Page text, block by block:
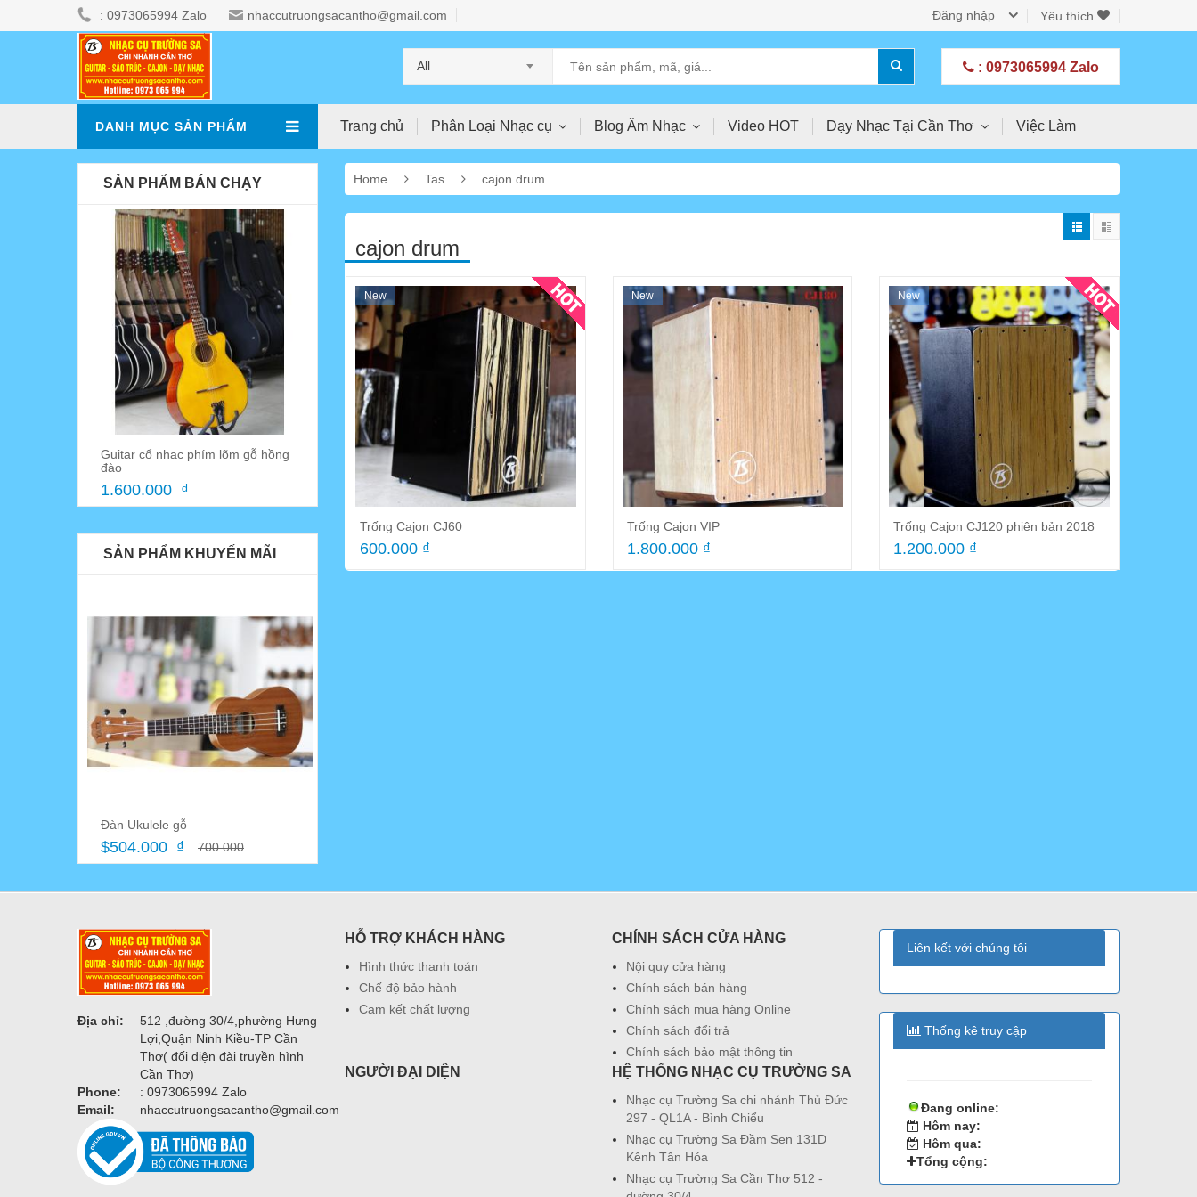
: 0973065994 Zalo nhaccutruongsacantho@gmail.com Đăng nhập Yêu thích
All : 0973065994 Zalo
DANH MỤC SẢN PHẨM Trang chủ Phân Loại Nhạc cụ Blog Âm Nhạc Video HOT Dạy Nhạc Tại Cần Thơ Việc Làm
SẢN PHẨM BÁN CHẠY
Guitar cổ nhạc phím lõm gỗ hồng
đào
1.600.000 ₫
Móng gảy đàn tranh Inox
45.000 ₫
Trống gõ bo Yamaha MT6 màu gỗ
500.000 ₫
Sáo Recorder Yamaha YRS-24B
135.000 ₫
Guitar Acoustic HD180A 2024
1.800.000 ₫
SẢN PHẨM KHUYẾN MÃI
Đàn Ukulele gỗ
$504.000 ₫ 700.000
Home Tas cajon drum
cajon drum
New
Trống Cajon CJ60
600.000 ₫
Dòng trông cajon VIP nhất hiện tại của
Nhạc cụ Trương Sa,được cải tiến về
hình...
New
Trống Cajon VIP
1.800.000 ₫
New
Trống Cajon CJ120 phiên bản 2018
1.200.000 ₫
Địa chỉ:
512 ,đường 30/4,phường Hưng
Lợi,Quận Ninh Kiều-TP Cần
Thơ( đối diện đài truyền hình
Cần Thơ)
Phone:
: 0973065994 Zalo
Email:
nhaccutruongsacantho@gmail.com
HỖ TRỢ KHÁCH HÀNG
Hình thức thanh toán
Chế độ bảo hành
Cam kết chất lượng
CHÍNH SÁCH CỬA HÀNG
Nội quy cửa hàng
Chính sách bán hàng
Chính sách mua hàng Online
Chính sách đổi trả
Chính sách bảo mật thông tin
NGƯỜI ĐẠI DIỆN HỆ THỐNG NHẠC CỤ TRƯỜNG SA
Nhạc cụ Trường Sa chi nhánh Thủ Đức
297 - QL1A - Bình Chiểu
Nhạc cụ Trường Sa Đầm Sen 131D
Kênh Tân Hóa
Nhạc cụ Trường Sa Cần Thơ 512 -
Liên kết với chúng tôi
Thống kê truy cập
Đang online:
Hôm nay:
Hôm qua:
Tổng cộng: